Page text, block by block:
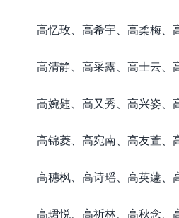
高忆玫、高希宇、高柔梅、
高清静、高采露、高士云、
高婉韪、高又秀、高兴姿、
高锦菱、高宛南、高友萱、
高穗枫、高诗瑶、高英蘧、
高珺悦、高祈林、高秋念、